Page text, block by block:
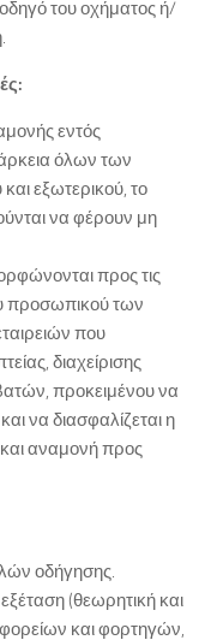
του οχήματος ή/
εντός
όλων των
εξωτερικού, το
να φέρουν μη
προς τις
προσωπικού των
που
διαχείρισης
προκειμένου να
να διασφαλίζεται η
αναμονή προς
οδήγησης.
(θεωρητική και
και φορτηγών,